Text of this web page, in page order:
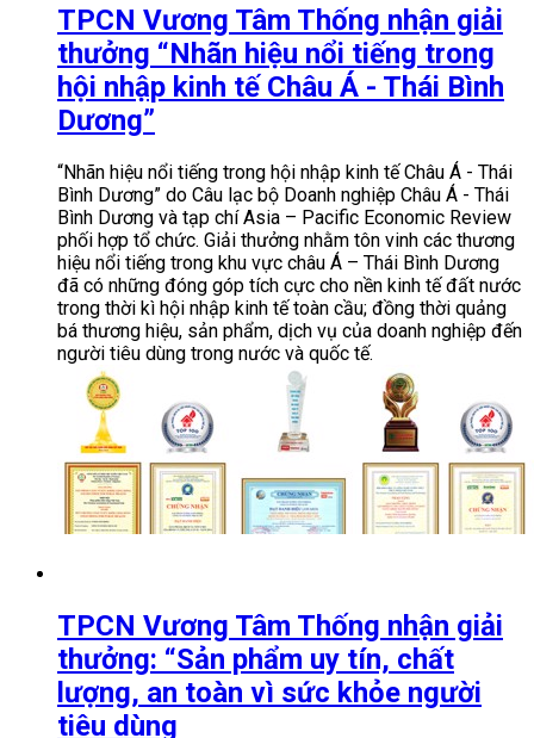
TPCN Vương Tâm Thống nhận giải
thưởng “Nhãn hiệu nổi tiếng trong
hội nhập kinh tế Châu Á - Thái Bình
Dương”
“Nhãn hiệu nổi tiếng trong hội nhập kinh tế Châu Á - Thái
Bình Dương” do Câu lạc bộ Doanh nghiệp Châu Á - Thái
Bình Dương và tạp chí Asia – Pacific Economic Review
phối hợp tổ chức. Giải thưởng nhằm tôn vinh các thương
hiệu nổi tiếng trong khu vực châu Á – Thái Bình Dương
đã có những đóng góp tích cực cho nền kinh tế đất nước
trong thời kì hội nhập kinh tế toàn cầu; đồng thời quảng
bá thương hiệu, sản phẩm, dịch vụ của doanh nghiệp đến
người tiêu dùng trong nước và quốc tế.
TPCN Vương Tâm Thống nhận giải
thưởng: “Sản phẩm uy tín, chất
lượng, an toàn vì sức khỏe người
tiêu dùng